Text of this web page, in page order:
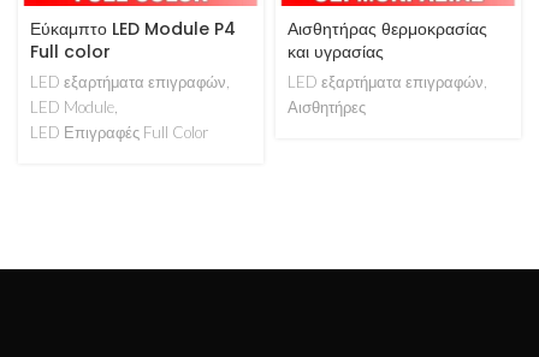
Εύκαμπτο LED Module P4
Full color
LED εξαρτήματα επιγραφών
LED Module
LED Επιγραφές Full Color
Αισθητήρας θερμοκρασίας
και υγρασίας
LED εξαρτήματα επιγραφών
Αισθητήρες